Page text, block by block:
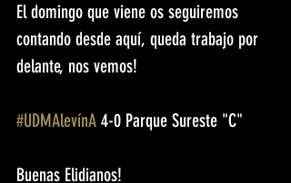
El domingo que viene os seguiremos
contando desde aquí, queda trabajo por
delante, nos vemos!
#UDMAlevínA 4-0 Parque Sureste "C"
Buenas Elidianos!